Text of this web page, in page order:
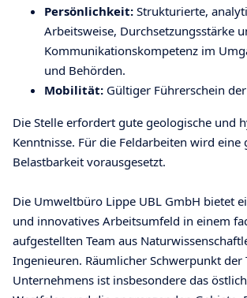
Persönlichkeit: Strukturierte,
Arbeitsweise, Durchsetzungsstärke
Kommunikationskompetenz im
und Behörden.
Mobilität: Gültiger Führerschein der
Die Stelle erfordert gute geologische und
Kenntnisse. Für die Feldarbeiten wird
Belastbarkeit vorausgesetzt.
Die Umweltbüro Lippe UBL GmbH bietet
und innovatives Arbeitsumfeld in einem
aufgestellten Team aus
Ingenieuren. Räumlicher Schwerpunkt der
Unternehmens ist insbesondere das